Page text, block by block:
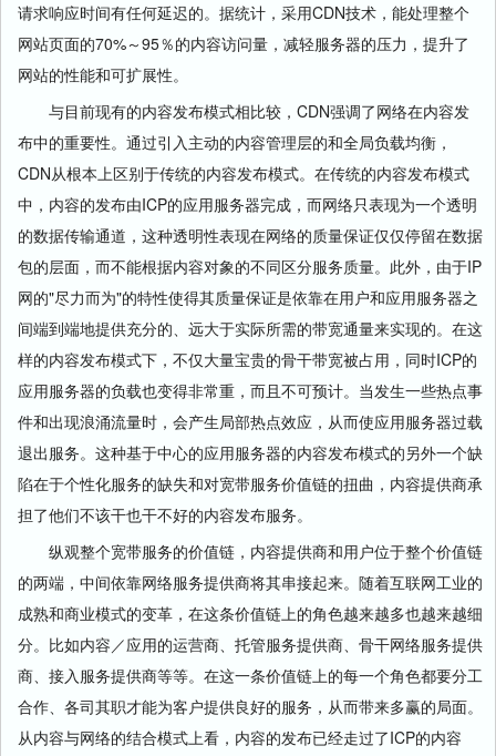
请求响应时间有任何延迟的。据统计，采用CDN技术，能处理整个
网站页面的70%～95％的内容访问量，减轻服务器的压力，提升了
网站的性能和可扩展性。
与目前现有的内容发布模式相比较，CDN强调了网络在内容发
布中的重要性。通过引入主动的内容管理层的和全局负载均衡，
CDN从根本上区别于传统的内容发布模式。在传统的内容发布模式
中，内容的发布由ICP的应用服务器完成，而网络只表现为一个透明
的数据传输通道，这种透明性表现在网络的质量保证仅仅停留在数据
包的层面，而不能根据内容对象的不同区分服务质量。此外，由于IP
网的"尽力而为"的特性使得其质量保证是依靠在用户和应用服务器之
间端到端地提供充分的、远大于实际所需的带宽通量来实现的。在这
样的内容发布模式下，不仅大量宝贵的骨干带宽被占用，同时ICP的
应用服务器的负载也变得非常重，而且不可预计。当发生一些热点事
件和出现浪涌流量时，会产生局部热点效应，从而使应用服务器过载
退出服务。这种基于中心的应用服务器的内容发布模式的另外一个缺
陷在于个性化服务的缺失和对宽带服务价值链的扭曲，内容提供商承
担了他们不该干也干不好的内容发布服务。
纵观整个宽带服务的价值链，内容提供商和用户位于整个价值链
的两端，中间依靠网络服务提供商将其串接起来。随着互联网工业的
成熟和商业模式的变革，在这条价值链上的角色越来越多也越来越细
分。比如内容／应用的运营商、托管服务提供商、骨干网络服务提供
商、接入服务提供商等等。在这一条价值链上的每一个角色都要分工
合作、各司其职才能为客户提供良好的服务，从而带来多赢的局面。
从内容与网络的结合模式上看，内容的发布已经走过了ICP的内容